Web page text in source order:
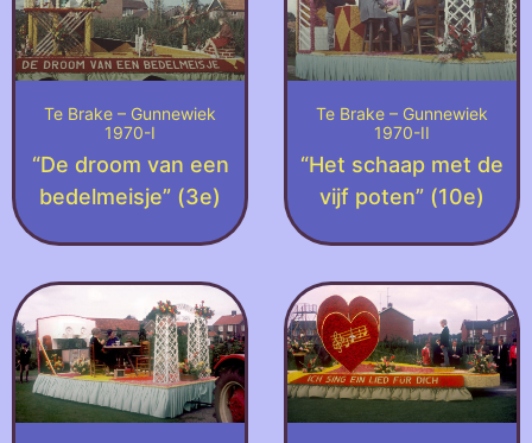
Te Brake – Gunnewiek
1970-I
“De droom van een
bedelmeisje” (3e)
Te Brake – Gunnewiek
1970-II
“Het schaap met de
vijf poten” (10e)